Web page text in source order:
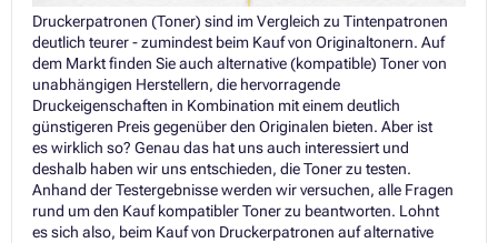
Druckerpatronen (Toner) sind im Vergleich zu Tintenpatronen
deutlich teurer - zumindest beim Kauf von Originaltonern. Auf
dem Markt finden Sie auch alternative (kompatible) Toner von
unabhängigen Herstellern, die hervorragende
Druckeigenschaften in Kombination mit einem deutlich
günstigeren Preis gegenüber den Originalen bieten. Aber ist
es wirklich so? Genau das hat uns auch interessiert und
deshalb haben wir uns entschieden, die Toner zu testen.
Anhand der Testergebnisse werden wir versuchen, alle Fragen
rund um den Kauf kompatibler Toner zu beantworten. Lohnt
es sich also, beim Kauf von Druckerpatronen auf alternative